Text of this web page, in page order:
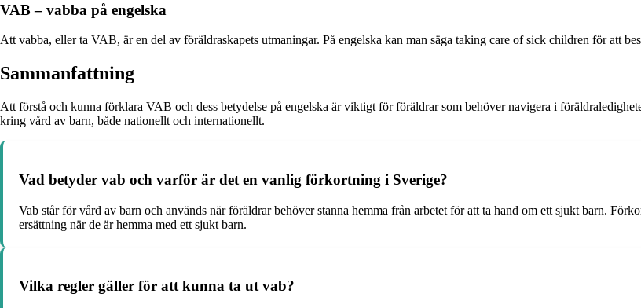
VAB – vabba på engelska
Att vabba, eller ta VAB, är en del av föräldraskapets utmaningar. På engelska kan man säga taking care of sick children för att
Sammanfattning
Att förstå och kunna förklara VAB och dess betydelse på engelska är viktigt för föräldrar som behöver navigera i
kring vård av barn, både nationellt och internationellt.
Vad betyder vab och varför är det en vanlig förkortning i Sverige?
Vab står för vård av barn och används när föräldrar behöver stanna hemma från arbetet för att ta hand om ett sjukt barn.
ersättning när de är hemma med ett sjukt barn.
Vilka regler gäller för att kunna ta ut vab?